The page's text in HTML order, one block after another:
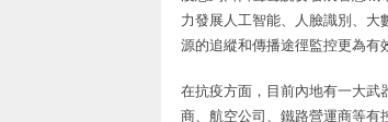
力發展人工智能、人臉識別、
源的追縱和傳播途徑監控更為有
在抗疫方面，目前內地有一大武
商、航空公司、鐵路營運商等有